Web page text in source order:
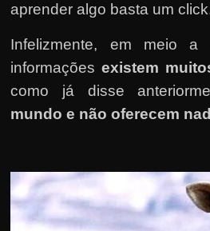
aprender algo basta um
Infelizmente, em meio a
informaçõesexistem
como já disse
mundo e não oferecem